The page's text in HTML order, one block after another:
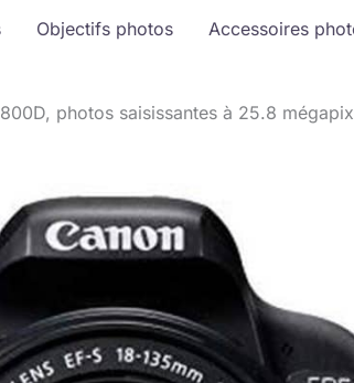
Objectifs photos Accessoires
photos saisissantes à 25.8